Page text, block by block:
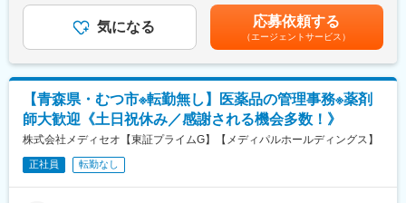
■本配属後
・各事業所の課題や目的に合わせてマネジメント業務に専念頂き
【キャリアパス（例）】
・医療介護スタッフ（2週間程度の基礎研修必要資格取得、現場業
務）
・サービスリーダー（入社3カ月～※研修期間）
・サービス提供責任者（入社半年／年収420～650万円）
・サービスマネージャー（入社1年／年収560～700万円）
・エリアマネージャー（入社1年～／年収700～800万円）
【業務概要】
・提案資料作成
・新規訪問
【その他補足情報】
・長期間の研修を用意しているため職種未経験＆技術的な知識が
全く無い方でも立ち上りが可能となっております。
・正社員登用は前提の採用です。就業態度に問題がなければ原則
登用となり、業界トップクラスシェアを誇る優良企業の正社員と
＞※給与詳細は、年齢・スキルを考慮し決定します。■昇給：年1
回■賞与：年2回年収420万円／30歳 経験5年年収500万円／32歳
経験7年賃金はあくまでも目安の金額であり、選考を通じて上下す
る可能性があります。月給(月額)は固定手当を含めた表記です。
気になる 応募依頼する
（エージェントサービス）
【青森県・むつ市※転勤無し】医薬品の管理事務※薬剤
師大歓迎《土日祝休み／感謝される機会多数！》
株式会社メディセオ【東証プライムG】【メディパルホールディングス】
正社員 転勤なし